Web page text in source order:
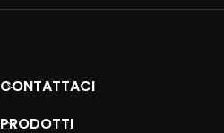
CONTATTACI
PRODOTTI